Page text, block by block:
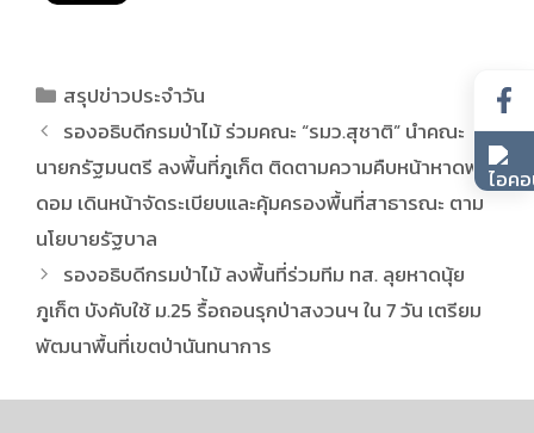
สรุปข่าวประจำวัน
รองอธิบดีกรมป่าไม้ ร่วมคณะ “รมว.สุชาติ” นำคณะ
นายกรัฐมนตรี ลงพื้นที่ภูเก็ต ติดตามความคืบหน้าหาดฟรี
ดอม เดินหน้าจัดระเบียบและคุ้มครองพื้นที่สาธารณะ ตาม
นโยบายรัฐบาล
รองอธิบดีกรมป่าไม้ ลงพื้นที่ร่วมทีม ทส. ลุยหาดนุ้ย
ภูเก็ต บังคับใช้ ม.25 รื้อถอนรุกป่าสงวนฯ ใน 7 วัน เตรียม
พัฒนาพื้นที่เขตป่านันทนาการ